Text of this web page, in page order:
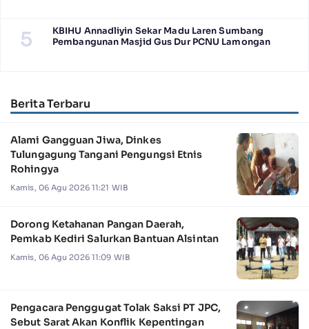
5
KBIHU Annadliyin Sekar Madu Laren Sumbang
Pembangunan Masjid Gus Dur PCNU Lamongan
Berita Terbaru
Alami Gangguan Jiwa, Dinkes
Tulungagung Tangani Pengungsi Etnis
Rohingya
Kamis, 06 Agu 2026 11:21 WIB
Dorong Ketahanan Pangan Daerah,
Pemkab Kediri Salurkan Bantuan Alsintan
Kamis, 06 Agu 2026 11:09 WIB
Pengacara Penggugat Tolak Saksi PT JPC,
Sebut Sarat Akan Konflik Kepentingan